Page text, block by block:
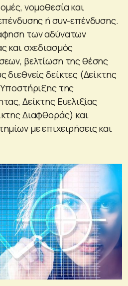
νομοθεσία και
ή συν-επένδυσης.
των αδύνατων
και σχεδιασμός
βελτίωση της θέσης
διεθνείς δείκτες (Δείκτης
της
Δείκτης Ευελιξίας
Διαφθοράς) και
με επιχειρήσεις και